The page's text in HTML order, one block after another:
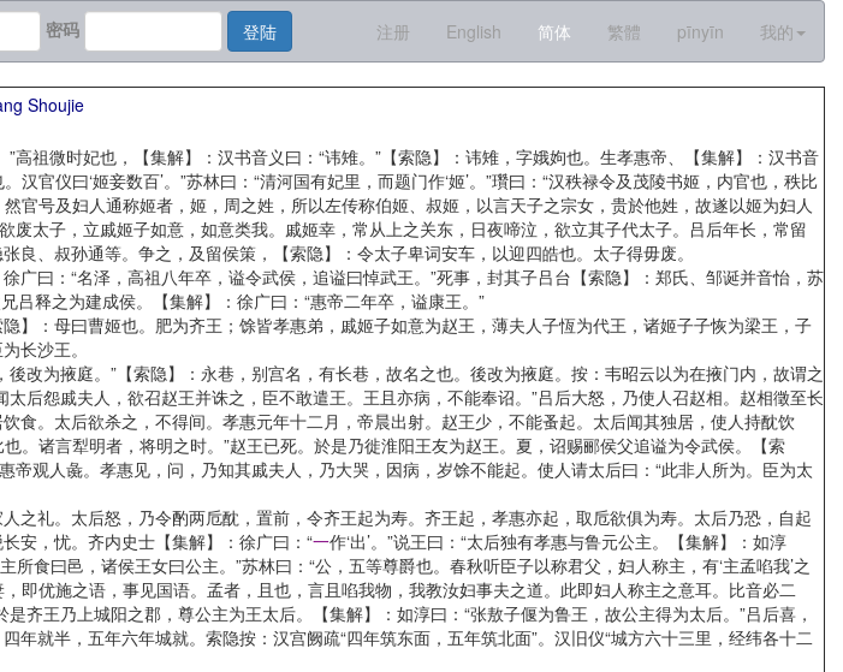
密码 登陆 注册 English 简体 繁體 pīnyīn 我的
Shoujie
微时妃也，【集解】：汉书音义曰：“讳雉。”【索隐】：讳雉，字娥姁也。生孝惠帝、【集解】：汉书音
官仪曰‘姬妾数百’。”苏林曰：“清河国有妃里，而题门作‘姬’。”瓚曰：“汉秩禄令及茂陵书姬，内官也，秩比
官号及妇人通称姬者，姬，周之姓，所以左传称伯姬、叔姬，以言天子之宗女，贵於他姓，故遂以姬为妇人
太子，立戚姬子如意，如意类我。戚姬幸，常从上之关东，日夜啼泣，欲立其子代太子。吕后年长，常留
、叔孙通等。争之，及留侯策，【索隐】：令太子卑词安车，以迎四皓也。太子得毋废。
曰：“名泽，高祖八年卒，谥令武侯，追谥曰悼武王。”死事，封其子吕台【索隐】：郑氏、邹诞并音怡，苏
吕释之为建成侯。【集解】：徐广曰：“惠帝二年卒，谥康王。”
：母曰曹姬也。肥为齐王；馀皆孝惠弟，戚姬子如意为赵王，薄夫人子恆为代王，诸姬子子恢为梁王，子
长沙王。
为掖庭。”【索隐】：永巷，别宫名，有长巷，故名之也。後改为掖庭。按：韦昭云以为在掖门内，故谓之
后怨戚夫人，欲召赵王并诛之，臣不敢遣王。王且亦病，不能奉诏。”吕后大怒，乃使人召赵相。赵相徵至长
。太后欲杀之，不得间。孝惠元年十二月，帝晨出射。赵王少，不能蚤起。太后闻其独居，使人持酖饮
。诸言犁明者，将明之时。”赵王已死。於是乃徙淮阳王友为赵王。夏，诏赐郦侯父追谥为令武侯。【索
观人彘。孝惠见，问，乃知其戚夫人，乃大哭，因病，岁馀不能起。使人请太后曰：“此非人所为。臣为太
礼。太后怒，乃令酌两卮酖，置前，令齐王起为寿。齐王起，孝惠亦起，取卮欲俱为寿。太后乃恐，自起
安，忧。齐内史士【集解】：徐广曰：“一作‘出’。”说王曰：“太后独有孝惠与鲁元公主。【集解】：如淳
食曰邑，诸侯王女曰公主。”苏林曰：“公，五等尊爵也。春秋听臣子以称君父，妇人称主，有‘主孟啗我’之
即优施之语，事见国语。孟者，且也，言且啗我物，我教汝妇事夫之道。此即妇人称主之意耳。比音必二
齐王乃上城阳之郡，尊公主为王太后。【集解】：如淳曰：“张敖子偃为鲁王，故公主得为太后。”吕后喜，
就半，五年六年城就。索隐按：汉宫阙疏“四年筑东面，五年筑北面”。汉旧仪“城方六十三里，经纬各十二